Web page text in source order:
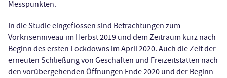
Messpunkten.
In die Studie eingeflossen sind Betrachtungen zum
Vorkrisenniveau im Herbst 2019 und dem Zeitraum kurz nach
Beginn des ersten Lockdowns im April 2020. Auch die Zeit der
erneuten Schließung von Geschäften und Freizeitstätten nach
den vorübergehenden Öffnungen Ende 2020 und der Beginn